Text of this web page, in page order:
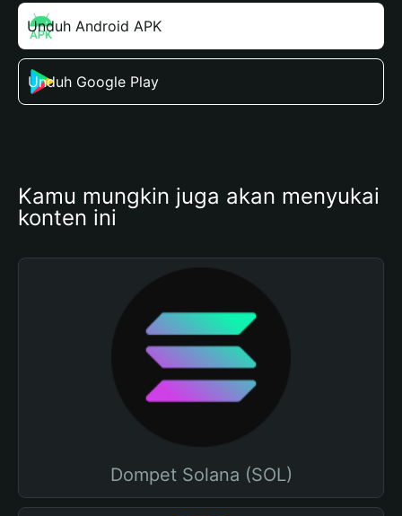
Unduh Android APK
Unduh Google Play
Kamu mungkin juga akan menyukai
konten ini
Dompet Solana (SOL)